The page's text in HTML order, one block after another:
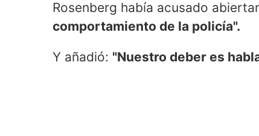
Rosenberg había acusado
comportamiento de la policía".
Y añadió: "Nuestro deber es